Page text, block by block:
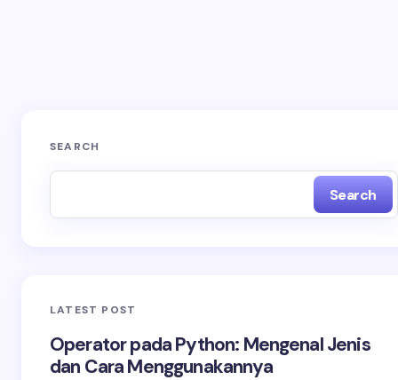
SEARCH
Search
LATEST POST
Operator pada Python: Mengenal Jenis
dan Cara Menggunakannya